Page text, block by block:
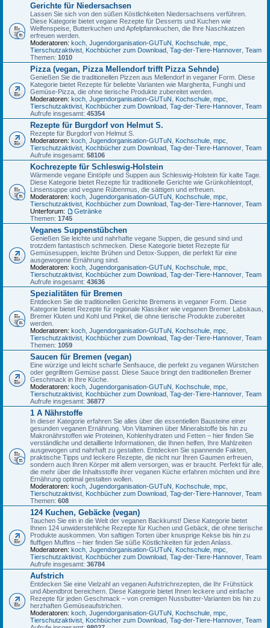
Gerichte für Niedersachsen
Lassen Sie sich von den süßen Köstlichkeiten Niedersachsens verführen.
Diese Kategorie bietet vegane Rezepte für Desserts und Kuchen wie
Welfenspeise, Butterkuchen und Apfelpfannkuchen, die Ihre Naschkatzen
erfreuen werden.
Moderatoren: koch Jugendorganisation-GUTuN Kochschule mpc
Tierschutzaktivist Kochbücher zum Download Tag-der-Tiere-Hannover Team
Themen: 1010
Pizza (vegan, Pizza Mellendorf trifft Pizza Sehnde)
Genießen Sie die traditionellen Pizzen aus Mellendorf in veganer Form. Diese
Kategorie bietet Rezepte für beliebte Varianten wie Margherita, Funghi und
Gemüse-Pizza, die ohne tierische Produkte zubereitet werden.
Moderatoren: koch Jugendorganisation-GUTuN Kochschule mpc
Tierschutzaktivist Kochbücher zum Download Tag-der-Tiere-Hannover Team
Aufrufe insgesamt: 45354
Rezepte für Burgdorf von Helmut S.
Rezepte für Burgdorf von Helmut S.
Moderatoren: koch Jugendorganisation-GUTuN Kochschule mpc
Tierschutzaktivist Kochbücher zum Download Tag-der-Tiere-Hannover Team
Aufrufe insgesamt: 58106
Kochrezepte für Schleswig-Holstein
Wärmende vegane Eintöpfe und Suppen aus Schleswig-Holstein für kalte Tage.
Diese Kategorie bietet Rezepte für traditionelle Gerichte wie Grünkohleintopf,
Linsensuppe und vegane Rübenmus, die sättigen und erfreuen.
Moderatoren: koch Jugendorganisation-GUTuN Kochschule mpc
Tierschutzaktivist Kochbücher zum Download Tag-der-Tiere-Hannover Team
Unterforum:
Getränke
Themen: 1745
Veganes Suppenstübchen
Genießen Sie leichte und nahrhafte vegane Suppen, die gesund sind und
trotzdem fantastisch schmecken. Diese Kategorie bietet Rezepte für
Gemüsesuppen, leichte Brühen und Detox-Suppen, die perfekt für eine
ausgewogene Ernährung sind.
Moderatoren: koch Jugendorganisation-GUTuN Kochschule mpc
Tierschutzaktivist Kochbücher zum Download Tag-der-Tiere-Hannover Team
Aufrufe insgesamt: 43636
Spezialitäten für Bremen
Entdecken Sie die traditionellen Gerichte Bremens in veganer Form. Diese
Kategorie bietet Rezepte für regionale Klassiker wie veganen Bremer Labskaus,
Bremer Kluten und Kohl und Pinkel, die ohne tierische Produkte zubereitet
werden.
Moderatoren: koch Jugendorganisation-GUTuN Kochschule mpc
Tierschutzaktivist Kochbücher zum Download Tag-der-Tiere-Hannover Team
Themen: 1059
Saucen für Bremen (vegan)
Eine würzige und leicht scharfe Senfsauce, die perfekt zu veganen Würstchen
oder gegrilltem Gemüse passt. Diese Sauce bringt den traditionellen Bremer
Geschmack in Ihre Küche.
Moderatoren: koch Jugendorganisation-GUTuN Kochschule mpc
Tierschutzaktivist Kochbücher zum Download Tag-der-Tiere-Hannover Team
Aufrufe insgesamt: 36877
1 A Nährstoffe
In dieser Kategorie erfahren Sie alles über die essentiellen Bausteine einer
gesunden veganen Ernährung. Von Vitaminen über Mineralstoffe bis hin zu
Makronährstoffen wie Proteinen, Kohlenhydraten und Fetten – hier finden Sie
verständliche und detaillierte Informationen, die Ihnen helfen, Ihre Mahlzeiten
ausgewogen und nahrhaft zu gestalten. Entdecken Sie spannende Fakten,
praktische Tipps und leckere Rezepte, die nicht nur Ihren Gaumen erfreuen,
sondern auch Ihren Körper mit allem versorgen, was er braucht. Perfekt für alle,
die mehr über die Inhaltsstoffe ihrer veganen Küche erfahren möchten und ihre
Ernährung optimal gestalten wollen.
Moderatoren: koch Jugendorganisation-GUTuN Kochschule mpc
Tierschutzaktivist Kochbücher zum Download Tag-der-Tiere-Hannover Team
Themen: 608
124 Kuchen, Gebäcke (vegan)
Tauchen Sie ein in die Welt der veganen Backkunst! Diese Kategorie bietet
Ihnen 124 unwiderstehliche Rezepte für Kuchen und Gebäck, die ohne tierische
Produkte auskommen. Von saftigen Torten über knusprige Kekse bis hin zu
fluffigen Muffins – hier finden Sie süße Köstlichkeiten für jeden Anlass.
Moderatoren: koch Jugendorganisation-GUTuN Kochschule mpc
Tierschutzaktivist Kochbücher zum Download Tag-der-Tiere-Hannover Team
Aufrufe insgesamt: 36784
Aufstrich
Entdecken Sie eine Vielzahl an veganen Aufstrichrezepten, die Ihr Frühstück
und Abendbrot bereichern. Diese Kategorie bietet Ihnen leckere und einfache
Rezepte für jeden Geschmack – von cremigen Nussbutter-Varianten bis hin zu
herzhaften Gemüseaufstrichen.
Moderatoren: koch Jugendorganisation-GUTuN Kochschule mpc
Tierschutzaktivist Kochbücher zum Download Tag-der-Tiere-Hannover Team